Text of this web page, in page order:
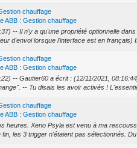
chauffage
ABB : Gestion chauffage
-- Il n'y a qu'une propriété optionnelle
d'envoi lorsque l'interface est en français)
chauffage
ABB : Gestion chauffage
-- Gautier60 a écrit : (12/11/2021,
-- Tu disais les avoir activés !
chauffage
ABB : Gestion chauffage
heures. Xeno Psyla est venu à ma
les 3 trigger n'étaient pas sélectionnés.